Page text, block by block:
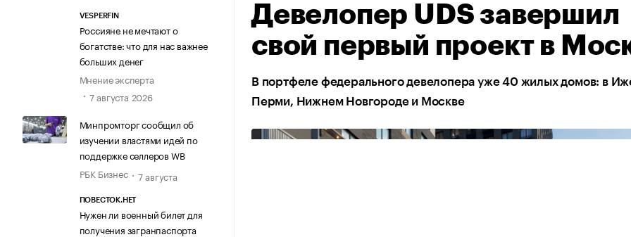
VESPERFIN
Россияне не мечтают о
богатстве: что для нас важнее
больших денег
Мнение эксперта
7 августа 2026
Минпромторг сообщил об
изучении властями идей по
поддержке селлеров WB
РБК Бизнес
7 августа
ПОВЕСТОК.НЕТ
Нужен ли военный билет для
получения загранпаспорта
Девелопер UDS завершил
свой первый проект в
В портфеле федерального девелопера уже 40 жилых домов: в
Перми, Нижнем Новгороде и Москве